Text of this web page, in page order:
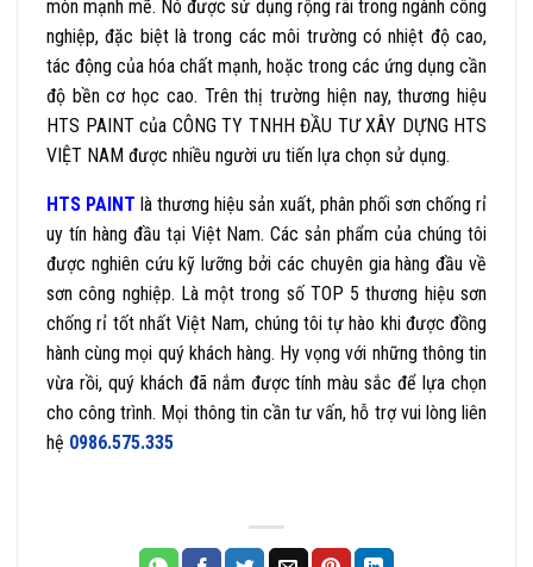
mòn mạnh mẽ. Nó được sử dụng rộng rãi trong ngành công
nghiệp, đặc biệt là trong các môi trường có nhiệt độ cao,
tác động của hóa chất mạnh, hoặc trong các ứng dụng cần
độ bền cơ học cao. Trên thị trường hiện nay,thương hiệu
HTS PAINT của CÔNG TY TNHH ĐẦU TƯ XÂY DỰNG HTS
VIỆT NAM được nhiều người ưu tiến lựa chọn sử dụng.
HTS PAINT là thương hiệu sản xuất, phân phối sơn chống rỉ
uy tín hàng đầu tại Việt Nam. Các sản phẩm của chúng tôi
được nghiên cứu kỹ lưỡng bởi các chuyên gia hàng đầu về
sơn công nghiệp. Là một trong số TOP 5 thương hiệu sơn
chống rỉ tốt nhất Việt Nam, chúng tôi tự hào khi được đồng
hành cùng mọi quý khách hàng. Hy vọng với những thông tin
vừa rồi, quý khách đã nắm được tính màu sắc để lựa chọn
cho công trình. Mọi thông tin cần tư vấn, hỗ trợ vui lòng liên
hệ 0986.575.335